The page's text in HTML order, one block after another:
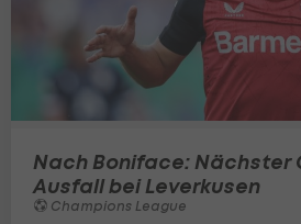
Nach Boniface: Nächster
Ausfall bei Leverkusen
Champions League